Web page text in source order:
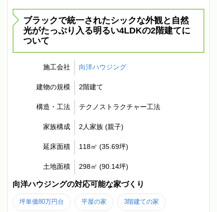
ブラックで統一されたシックな外観と自然
光がたっぷり入る明るい4LDKの2階建てに
ついて
施工会社 向洋ハウジング
建物の規模 2階建て
構造・工法 テクノストラクチャー工法
家族構成 2人家族 (親子)
延床面積 118㎡ (35.69坪)
土地面積 298㎡ (90.14坪)
向洋ハウジングの対応可能な家づくり
坪単価80万円台 平屋の家 3階建ての家